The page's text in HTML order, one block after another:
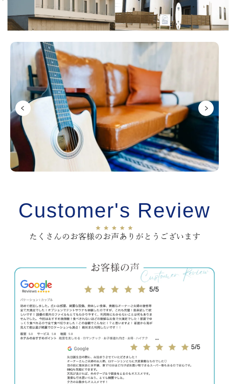
Customer's Review
たくさんのお客様のお声ありがとうございます​